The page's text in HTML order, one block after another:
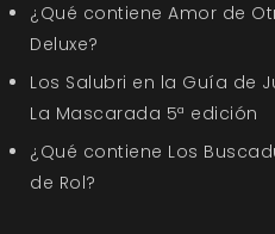
¿Qué contiene Amor de
Deluxe?
Los Salubri en la Guía de
La Mascarada 5ª edición
¿Qué contiene Los
de Rol?